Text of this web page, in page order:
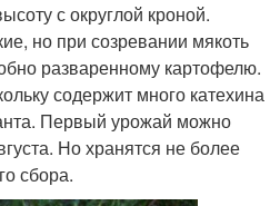
с округлой кроной.
но при созревании мякоть
разваренному картофелю.
содержит много катехина
Первый урожай можно
Но хранятся не более
сбора.